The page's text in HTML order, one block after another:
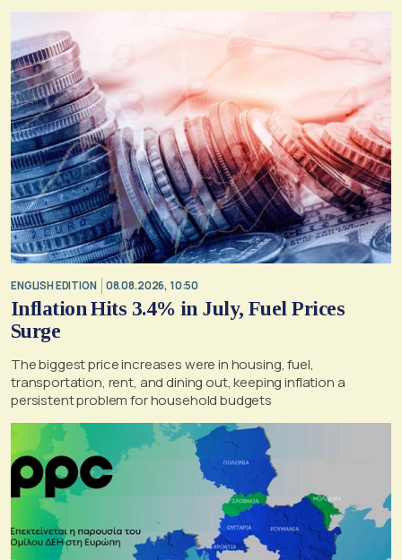
ENGLISH EDITION 08.08.2026, 10:50
Inflation Hits 3.4% in July, Fuel Prices
Surge
The biggest price increases were in housing, fuel,
transportation, rent, and dining out, keeping inflation a
persistent problem for household budgets